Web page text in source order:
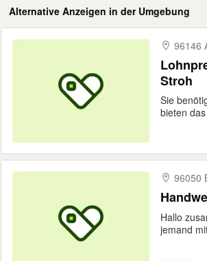
Alternative Anzeigen in der Umgebung
96146
Stroh
Sie
bieten
96050
Hallo
jemand